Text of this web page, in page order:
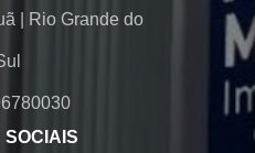
Rio Grande do
SOCIAIS